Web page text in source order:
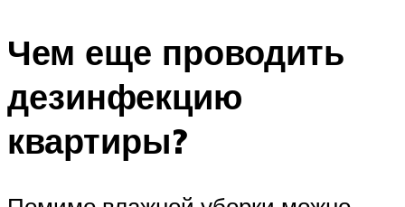
Чем еще проводить
дезинфекцию
квартиры?